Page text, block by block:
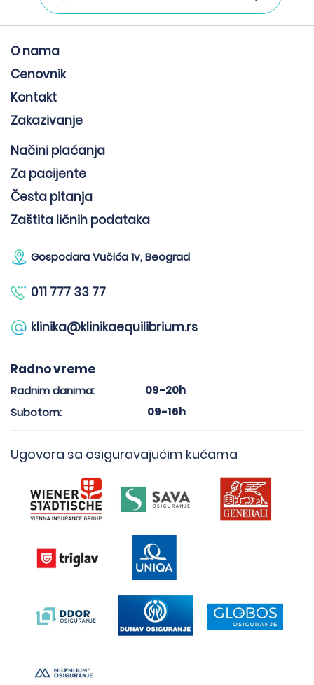
O nama
Cenovnik
Kontakt
Zakazivanje
Načini plaćanja
Za pacijente
Česta pitanja
Zaštita ličnih podataka
Gospodara Vučića 1v, Beograd
011 777 33 77
klinika@klinikaequilibrium.rs
Radno vreme
Radnim danima:
09-20h
Subotom:
09-16h
Ugovora sa osiguravajućim kućama